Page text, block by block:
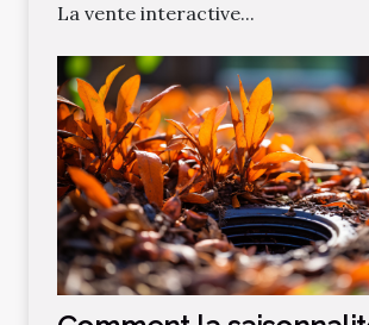
La vente interactive...